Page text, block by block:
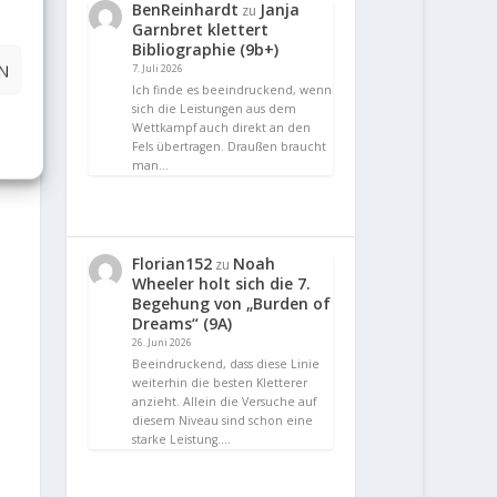
BenReinhardt zu Janja
Garnbret klettert
Bibliographie (9b+)
7. Juli 2026
Ich finde es beeindruckend, wenn
sich die Leistungen aus dem
Wettkampf auch direkt an den
Fels übertragen. Draußen braucht
man…
Florian152 zu Noah
Wheeler holt sich die 7.
Begehung von „Burden of
Dreams“ (9A)
26. Juni 2026
Beeindruckend, dass diese Linie
weiterhin die besten Kletterer
anzieht. Allein die Versuche auf
diesem Niveau sind schon eine
starke Leistung.…